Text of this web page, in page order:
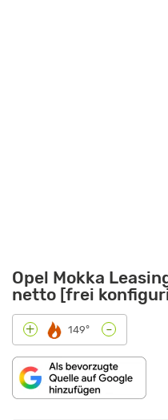
Opel Mokka
netto [frei
+ 149° -